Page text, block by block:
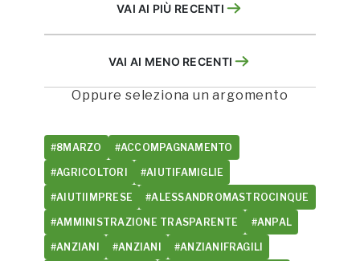
VAI AI PIÙ RECENTI
VAI AI MENO RECENTI
Oppure seleziona un argomento
#8MARZO #ACCOMPAGNAMENTO
#AGRICOLTORI #AIUTIFAMIGLIE
#AIUTIIMPRESE #ALESSANDROMASTROCINQUE
#AMMINISTRAZIONE TRASPARENTE #ANPAL
#ANZIANI #ANZIANI #ANZIANIFRAGILI